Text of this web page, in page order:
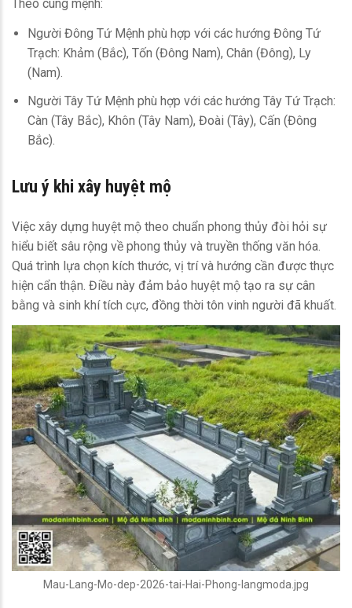
Theo cung mệnh:
Người Đông Tứ Mệnh phù hợp với các hướng Đông Tứ
Trạch: Khảm (Bắc), Tốn (Đông Nam), Chân (Đông), Ly
(Nam).
Người Tây Tứ Mệnh phù hợp với các hướng Tây Tứ Trạch:
Càn (Tây Bắc), Khôn (Tây Nam), Đoài (Tây), Cấn (Đông
Bắc).
Lưu ý khi xây huyệt mộ
Việc xây dựng huyệt mộ theo chuẩn phong thủy đòi hỏi sự
hiểu biết sâu rộng về phong thủy và truyền thống văn hóa.
Quá trình lựa chọn kích thước, vị trí và hướng cần được thực
hiện cẩn thận. Điều này đảm bảo huyệt mộ tạo ra sự cân
bằng và sinh khí tích cực, đồng thời tôn vinh người đã khuất.
Mau-Lang-Mo-dep-2026-tai-Hai-Phong-langmoda.jpg